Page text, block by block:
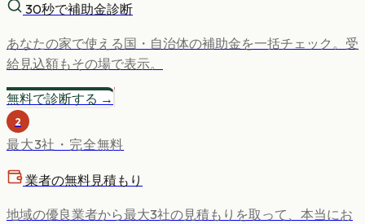
30秒で補助金診断
あなたの家で使える国・自治体の補助金を一括チェック。受
給見込額もその場で表示。
無料で診断する →
2
最大3社・完全無料
業者の無料見積もり
地域の優良業者から最大3社の見積もりを取って、本当にお